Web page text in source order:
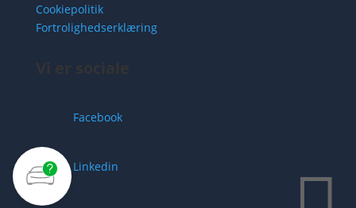
Cookiepolitik
Fortrolighedserklæring
Facebook
Linkedin